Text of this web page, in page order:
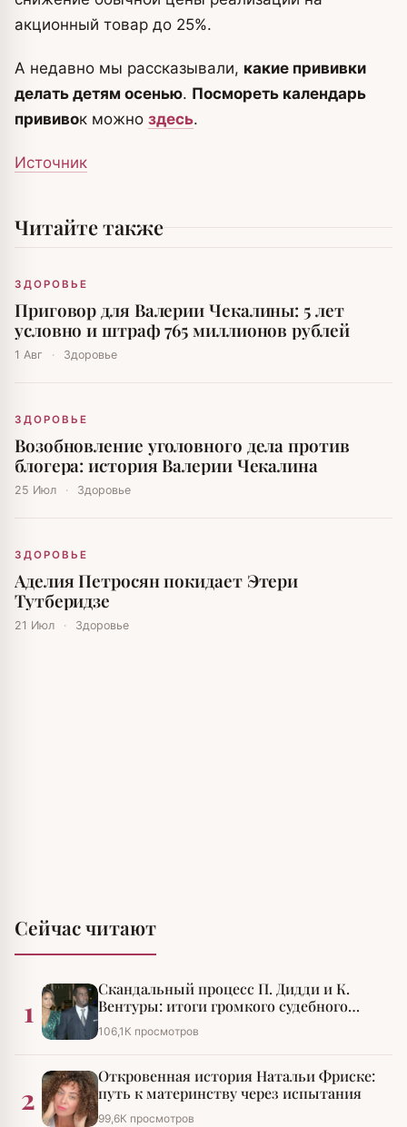
акционный товар до 25%.
А недавно мы рассказывали, какие прививки
делать детям осенью. Посмореть календарь
прививок можно здесь.
Источник
Читайте также
ЗДОРОВЬЕ
Приговор для Валерии Чекалины: 5 лет
условно и штраф 765 миллионов рублей
1 Авг · Здоровье
ЗДОРОВЬЕ
Возобновление уголовного дела против
блогера: история Валерии Чекалина
25 Июл · Здоровье
ЗДОРОВЬЕ
Аделия Петросян покидает Этери
Тутберидзе
21 Июл · Здоровье
Сейчас читают
1
Скандальный процесс П. Дидди и К.
Вентуры: итоги громкого судебного
разбирательства
106,1К просмотров
2
Откровенная история Натальи Фриске:
путь к материнству через испытания
99,6К просмотров